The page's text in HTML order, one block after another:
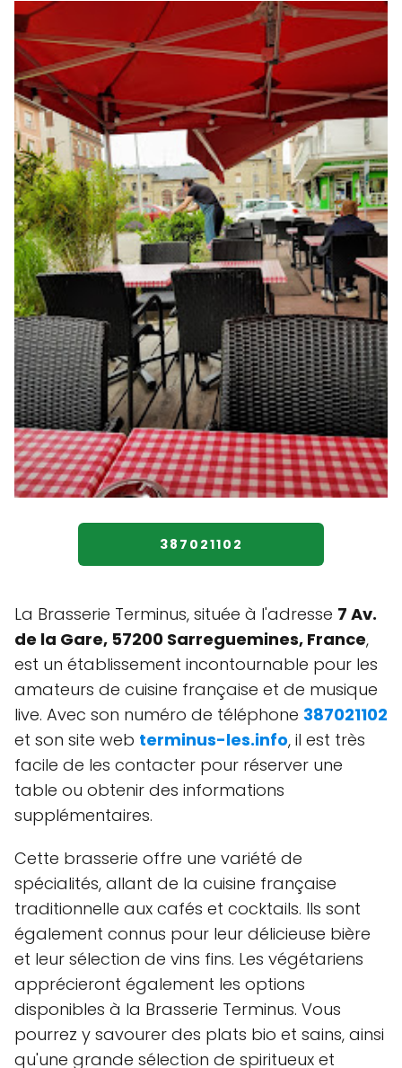
387021102
La Brasserie Terminus, située à l'adresse 7 Av.
de la Gare, 57200 Sarreguemines, France,
est un établissement incontournable pour les
amateurs de cuisine française et de musique
live. Avec son numéro de téléphone 387021102
et son site web terminus-les.info, il est très
facile de les contacter pour réserver une
table ou obtenir des informations
supplémentaires.
Cette brasserie offre une variété de
spécialités, allant de la cuisine française
traditionnelle aux cafés et cocktails. Ils sont
également connus pour leur délicieuse bière
et leur sélection de vins fins. Les végétariens
apprécieront également les options
disponibles à la Brasserie Terminus. Vous
pourrez y savourer des plats bio et sains, ainsi
qu'une grande sélection de spiritueux et